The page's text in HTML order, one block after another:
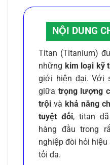
NỘI DUNG
Titan (Titanium)
những kim loại kỹ
giới hiện đại. Với
giữa trọng lượng
trội và khả năng
tuyệt đối, titan
hàng đầu trong
nghiệp đòi hỏi
tối đa.